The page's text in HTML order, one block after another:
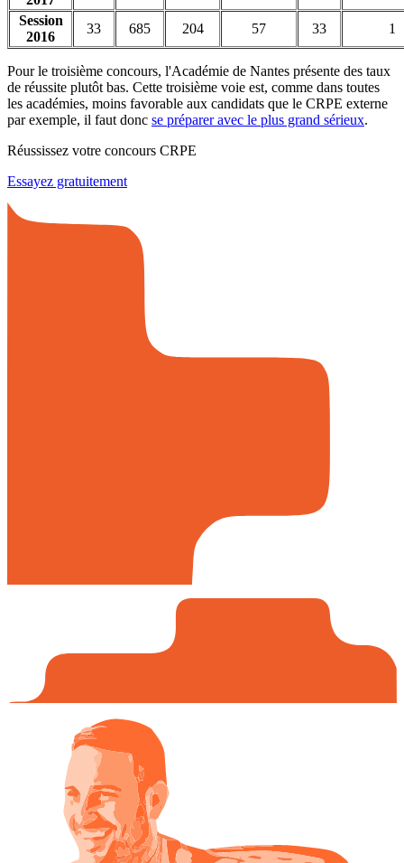
Session
2016
33 685 204 57 33 1
Pour le troisième concours, l'Académie de Nantes présente des taux
de réussite plutôt bas. Cette troisième voie est, comme dans toutes
les académies, moins favorable aux candidats que le CRPE externe
par exemple, il faut donc se préparer avec le plus grand sérieux.
Réussissez votre concours CRPE
Essayez gratuitement